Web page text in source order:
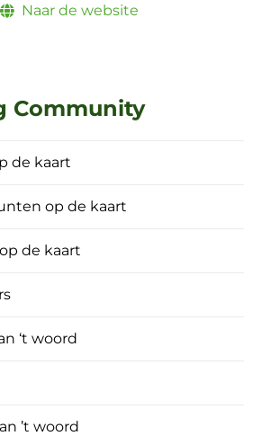
Naar de website
Community
de kaart
op de kaart
de kaart
‘t woord
’t woord